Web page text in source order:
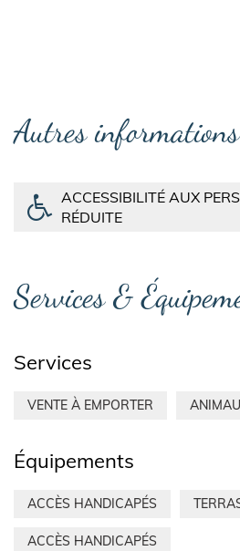
Autres informations
ACCESSIBILITÉ AUX
RÉDUITE
Services &
Services
VENTE À EMPORTER
Équipements
ACCÈS HANDICAPÉS
ACCÈS HANDICAPÉS